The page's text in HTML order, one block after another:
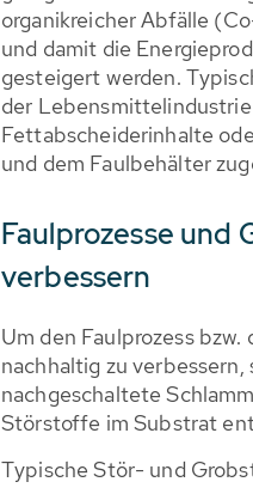
organikreicher Abfälle
und damit die
gesteigert werden.
der
Fettabscheiderinhalte
und dem Faulbehälter
Faulprozesse und
verbessern
Um den Faulprozess
nachhaltig zu
nachgeschaltete
Störstoffe im Substrat
Typische Stör- und